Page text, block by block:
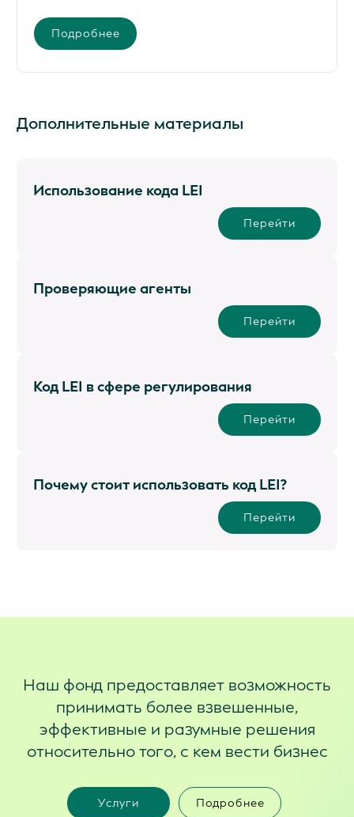
Подробнее
Дополнительные материалы
Использование кода LEI
Перейти
Проверяющие агенты
Перейти
Код LEI в сфере регулирования
Перейти
Почему стоит использовать код LEI?
Перейти
Наш фонд предоставляет возможность
принимать более взвешенные,
эффективные и разумные решения
относительно того, с кем вести бизнес
Услуги Подробнее